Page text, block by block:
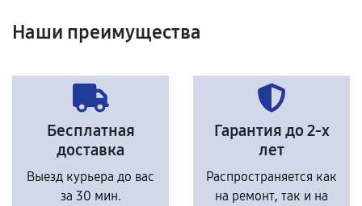
Наши преимущества
Бесплатная
доставка
Выезд курьера до вас
за 30 мин.
Гарантия до 2-х
лет
Распространяется как
на ремонт, так и на